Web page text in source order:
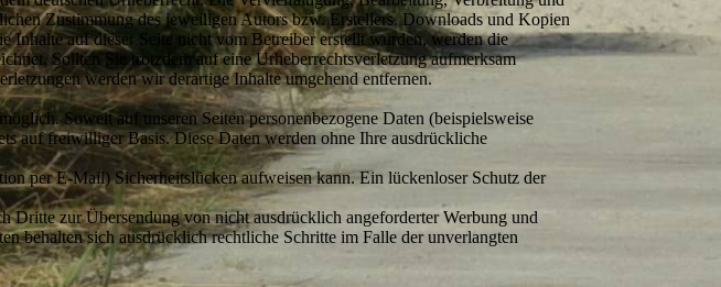
Zustimmung des jeweiligen Autors bzw. Erstellers. Downloads und Kopien
Inhalte auf dieser Seite nicht vom Betreiber erstellt wurden, werden die
Sollten Sie trotzdem auf eine Urheberrechtsverletzung aufmerksam
werden wir derartige Inhalte umgehend entfernen.
Soweit auf unseren Seiten personenbezogene Daten (beispielsweise
auf freiwilliger Basis. Diese Daten werden ohne Ihre ausdrückliche
per E-Mail) Sicherheitslücken aufweisen kann. Ein lückenloser Schutz der
zur Übersendung von nicht ausdrücklich angeforderter Werbung und
behalten sich ausdrücklich rechtliche Schritte im Falle der unverlangten